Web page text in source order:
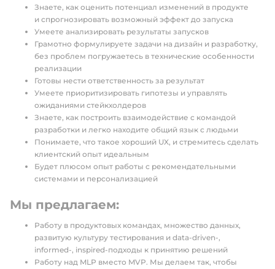
Знаете, как оценить потенциал изменений в продукте
и спрогнозировать возможный эффект до запуска
Умеете анализировать результаты запусков
Грамотно формулируете задачи на дизайн и разработку,
без проблем погружаетесь в технические особенности
реализации
Готовы нести ответственность за результат
Умеете приоритизировать гипотезы и управлять
ожиданиями стейкхолдеров
Знаете, как построить взаимодействие с командой
разработки и легко находите общий язык с людьми
Понимаете, что такое хороший UX, и стремитесь сделать
клиентский опыт идеальным
Будет плюсом опыт работы с рекомендательными
системами и персонализацией
Мы предлагаем:
Работу в продуктовых командах, множество данных,
развитую культуру тестирования и data-driven-,
informed-, inspired-подходы к принятию решений
Работу над MLP вместо MVP. Мы делаем так, чтобы